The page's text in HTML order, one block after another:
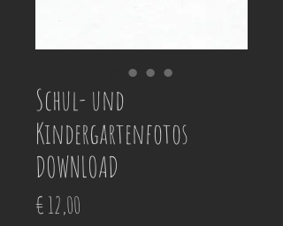
Schul- und
Kindergartenfotos
DOWNLOAD
€ 12,00